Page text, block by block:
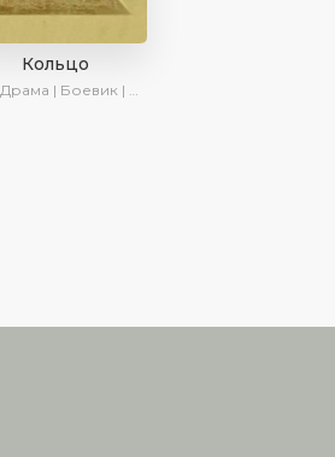
Кольцо
Драма | Боевик | Криминал